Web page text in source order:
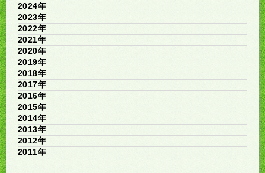
2024年
2023年
2022年
2021年
2020年
2019年
2018年
2017年
2016年
2015年
2014年
2013年
2012年
2011年